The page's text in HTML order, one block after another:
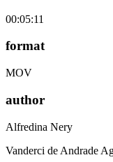
00:05:11
format
MOV
author
Alfredina Nery
Vanderci de Andrade